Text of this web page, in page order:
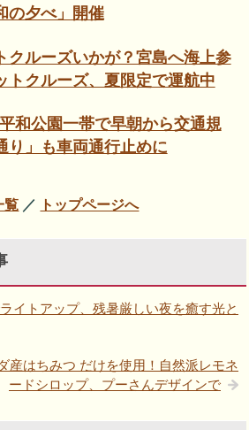
の夕べ」開催
クルーズいかが？宮島へ海上参
トクルーズ、夏限定で運航中
和公園一帯で早朝から交通規
り」も車両通行止めに
覧 ／ トップページへ
イトアップ、残暑厳しい夜を癒す光と
産はちみつ だけを使用！自然派レモネ
ードシロップ、プーさんデザインで